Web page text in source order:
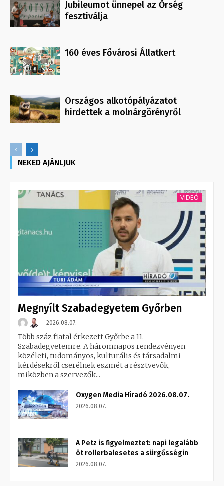
Jubileumot ünnepel az Őrség
fesztiválja
160 éves Fővárosi Állatkert
Országos alkotópályázatot
hirdettek a molnárgörényről
NEKED AJÁNLJUK
VIDEÓ
Megnyílt Szabadegyetem Győrben
2026.08.07.
Több száz fiatal érkezett Győrbe a 11.
Szabadegyetemre. A háromnapos rendezvényen
közéleti, tudományos, kulturális és társadalmi
kérdésekről cserélnek eszmét a résztvevők,
miközben a szervezők...
Oxygen Media Híradó 2026.08.07.
2026.08.07.
A Petz is figyelmeztet: napi legalább
öt rollerbalesetes a sürgősségin
2026.08.07.